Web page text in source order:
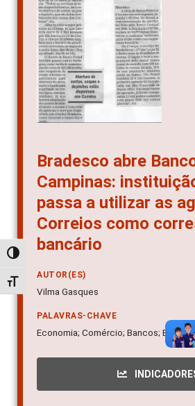
Alternar alto contraste
Alternar tamanho da fonte
Bradesco abre
Campinas:
passa a utilizar as
Correios como
bancário
AUTOR(ES)
Vilma Gasques
PALAVRAS-CHAVE
Economia; Comércio; Bancos;